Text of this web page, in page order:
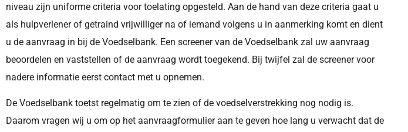
niveau zijn uniforme criteria voor toelating opgesteld. Aan de hand van deze criteria gaat u
als hulpverlener of getraind vrijwilliger na of iemand volgens u in aanmerking komt en dient
u de aanvraag in bij de Voedselbank. Een screener van de Voedselbank zal uw aanvraag
beoordelen en vaststellen of de aanvraag wordt toegekend. Bij twijfel zal de screener voor
nadere informatie eerst contact met u opnemen.
De Voedselbank toetst regelmatig om te zien of de voedselverstrekking nog nodig is.
Daarom vragen wij u om op het aanvraagformulier aan te geven hoe lang u verwacht dat de